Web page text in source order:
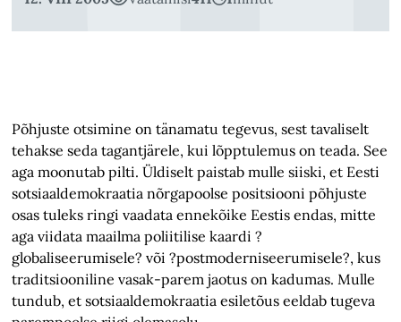
Põhjuste otsimine on tänamatu tegevus, sest tavaliselt
tehakse seda tagantjärele, kui lõpptulemus on teada. See
aga moonutab pilti. Üldiselt paistab mulle siiski, et Eesti
sotsiaaldemokraatia nõrgapoolse positsiooni põhjuste
osas tuleks ringi vaadata ennekõike Eestis endas, mitte
aga viidata maailma poliitilise kaardi ?
globaliseerumisele? või ?postmoderniseerumisele?, kus
traditsiooniline vasak-parem jaotus on kadumas. Mulle
tundub, et sotsiaaldemokraatia esiletõus eeldab tugeva